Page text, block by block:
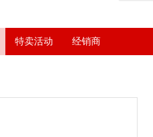
特卖活动 经销商